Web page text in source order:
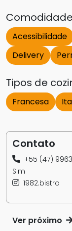
Acessibilidade
Delivery
Tipos de
Francesa
Contato
+55 (47)
Sim
1982.bistro
Ver próximo